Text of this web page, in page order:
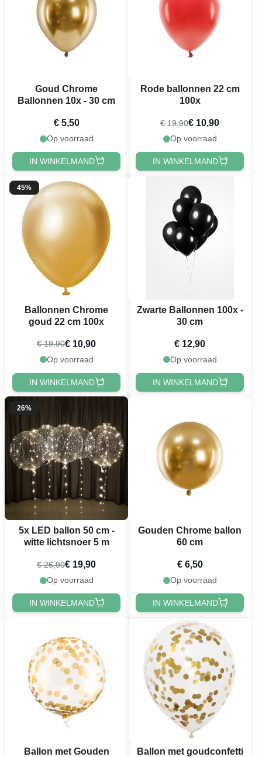
Goud Chrome
Ballonnen 10x - 30 cm
€ 5,50
Op voorraad
IN WINKELMAND
Rode ballonnen 22 cm
100x
€ 19,90€ 10,90
Op voorraad
IN WINKELMAND
45%
Ballonnen Chrome
goud 22 cm 100x
€ 19,90€ 10,90
Op voorraad
IN WINKELMAND
Zwarte Ballonnen 100x -
30 cm
€ 12,90
Op voorraad
IN WINKELMAND
26%
5x LED ballon 50 cm -
witte lichtsnoer 5 m
€ 26,90€ 19,90
Op voorraad
IN WINKELMAND
Gouden Chrome ballon
60 cm
€ 6,50
Op voorraad
IN WINKELMAND
Ballon met Gouden
Ballon met goudconfetti